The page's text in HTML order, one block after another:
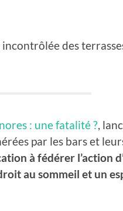
des
: une fatalité ?,
par les bars et
à fédérer l’action
au sommeil et un